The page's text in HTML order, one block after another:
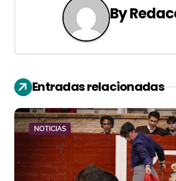
i
ó
n
d
e
By
Entradas relacionadas
NOTICIAS